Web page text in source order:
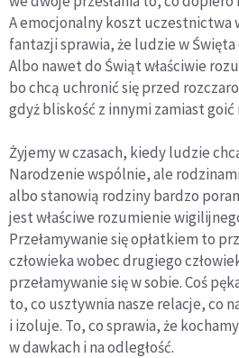
A emocjonalny koszt uczestnictwa
fantazji sprawia, że ludzie w
Albo nawet do Świąt właściwie
bo chcą uchronić się przed
gdyż bliskość z innymi zamiast
Żyjemy w czasach, kiedy ludzie
Narodzenie wspólnie, ale
albo stanowią rodziny bardzo
jest właściwe rozumienie
Przełamywanie się opłatkiem to
człowieka wobec drugiego
przełamywanie się w sobie. Coś
to, co usztywnia nasze relacje, co
i izoluje. To, co sprawia, że
w dawkach i na odległość.